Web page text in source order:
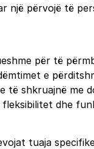
një përvojë të
për të
e
shkruajnë me
dhe
tuaja